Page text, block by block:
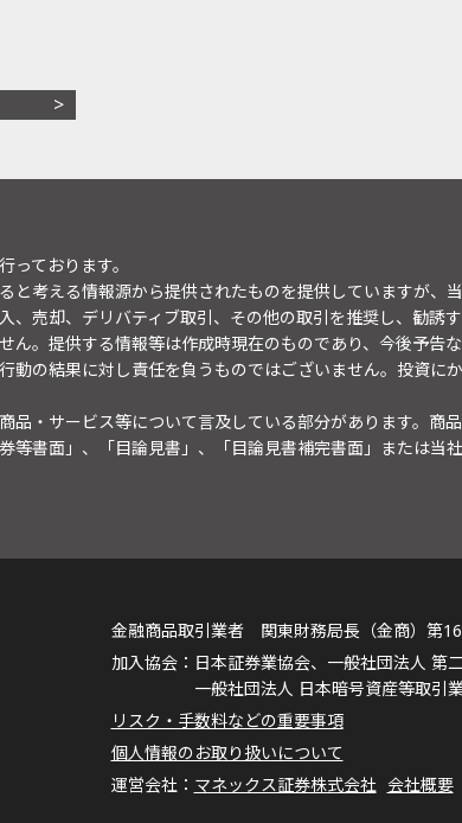
ております。
と考える情報源から提供されたものを提供していますが、
、売却、デリバティブ取引、その他の取引を推奨し、勧誘
ん。提供する情報等は作成時現在のものであり、今後予告
動の結果に対し責任を負うものではございません。投資に
品・サービス等について言及している部分があります。商
等書面」、「目論見書」、「目論見書補完書面」または当
金融商品取引業者 関東財務局長（金商）第
日本証券業協会、一般社団法人 第
一般社団法人 日本暗号資産等取引
リスク・手数料などの重要事項
個人情報のお取り扱いについて
マネックス証券株式会社 会社概要